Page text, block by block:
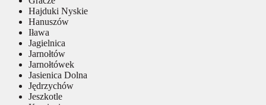
Hajduki Nyskie
Hanuszów
Iława
Jagielnica
Jarnołtów
Jarnołtówek
Jasienica Dolna
Jędrzychów
Jeszkotle